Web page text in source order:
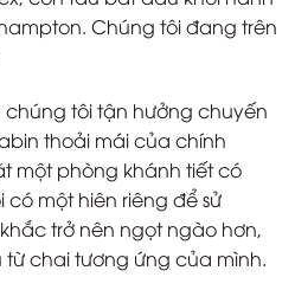
Chúng tôi đang trên
chúng tôi tận hưởng chuyến
thoải mái của chính
một phòng khánh tiết có
một hiên riêng để sử
trở nên ngọt ngào hơn,
từ chai tương ứng của mình.